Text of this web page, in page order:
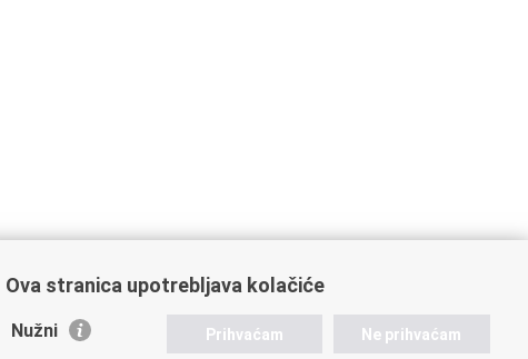
Ova stranica upotrebljava kolačiće
Nužni Prihvaćam Ne prihvaćam